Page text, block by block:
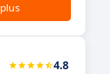
4.8